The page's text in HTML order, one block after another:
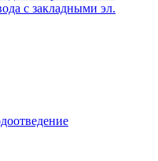
с закладными эл.